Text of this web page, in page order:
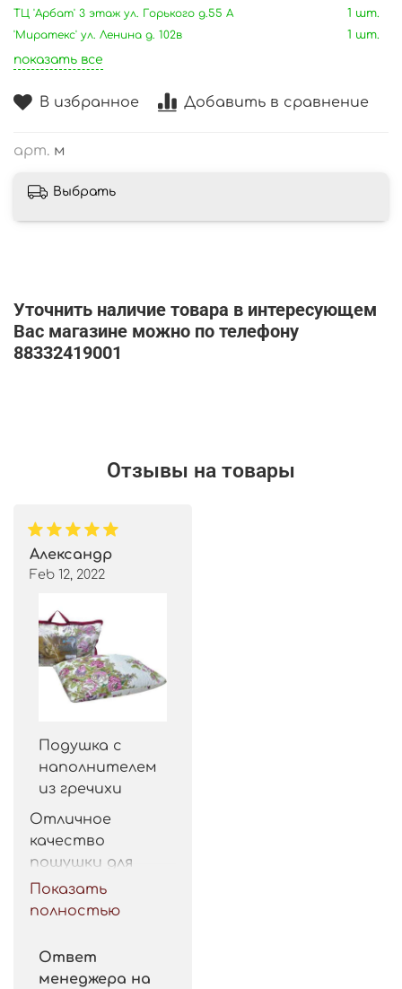
В избранное Добавить в сравнение
арт. м
ТЦ 'Арбат' 3 этаж ул. Горького д.55 А
1 шт.
'Миратекс' ул. Ленина д. 102в
1 шт.
показать все
Выбрать
Уточнить наличие товара в интересующем
Вас магазине можно по телефону
88332419001
Отзывы на товары
Александр
Feb 12, 2022
Подушка с
наполнителем
из гречихи
Отличное
качество
пошушки для
такой цены.
Рекомендую.
Показать
полностью
Ответ
менеджера на